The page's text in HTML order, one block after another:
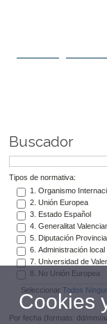
Buscador
Tipos de normativa:
1. Organismo
2. Unión Europea
3. Estado Español
4. Generalitat
5. Diputación Provincial
6. Administración local
7. Universidad de
8. No Unión Europea
Seleccionar Todos
Por fecha (formato: dd/mm/
Cookies